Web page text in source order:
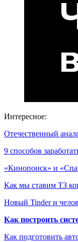
Интересное:
Отечественный
9 способов
«Кинопоиск» и
Как мы ставим ТЗ
Новый Tinder и
Как построить
Как подготовить